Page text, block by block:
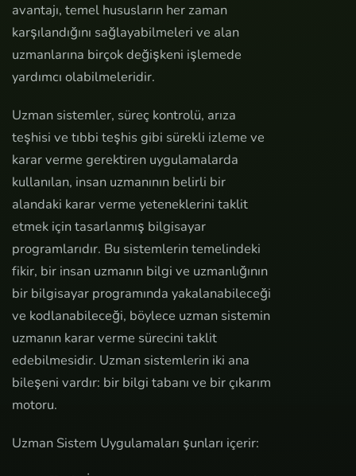
avantajı, temel hususların her zaman
karşılandığını sağlayabilmeleri ve alan
uzmanlarına birçok değişkeni işlemede
yardımcı olabilmeleridir.
Uzman sistemler, süreç kontrolü, arıza
teşhisi ve tıbbi teşhis gibi sürekli izleme ve
karar verme gerektiren uygulamalarda
kullanılan, insan uzmanının belirli bir
alandaki karar verme yeteneklerini taklit
etmek için tasarlanmış bilgisayar
programlarıdır. Bu sistemlerin temelindeki
fikir, bir insan uzmanın bilgi ve uzmanlığının
bir bilgisayar programında yakalanabileceği
ve kodlanabileceği, böylece uzman sistemin
uzmanın karar verme sürecini taklit
edebilmesidir. Uzman sistemlerin iki ana
bileşeni vardır: bir bilgi tabanı ve bir çıkarım
motoru.
Uzman Sistem Uygulamaları şunları içerir: